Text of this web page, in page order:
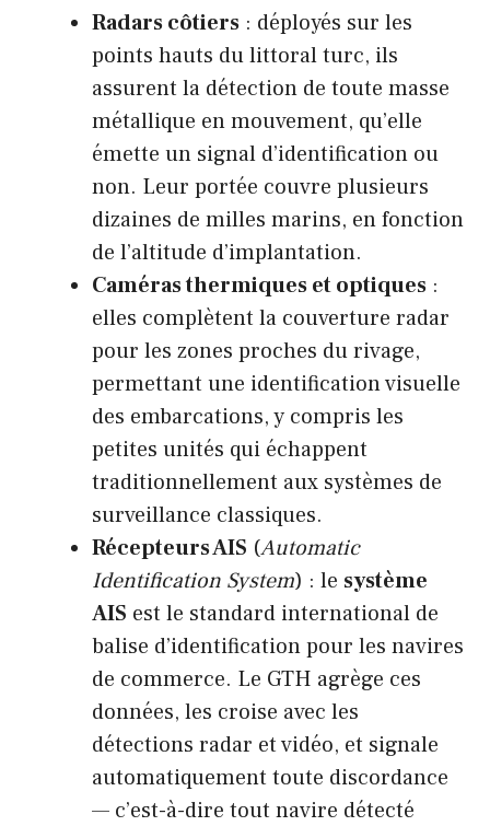
Radars côtiers : déployés sur les
points hauts du littoral turc, ils
assurent la détection de toute masse
métallique en mouvement, qu’elle
émette un signal d’identification ou
non. Leur portée couvre plusieurs
dizaines de milles marins, en fonction
de l’altitude d’implantation.
Caméras thermiques et optiques :
elles complètent la couverture radar
pour les zones proches du rivage,
permettant une identification visuelle
des embarcations, y compris les
petites unités qui échappent
traditionnellement aux systèmes de
surveillance classiques.
Récepteurs AIS (Automatic
Identification System) : le système
AIS est le standard international de
balise d’identification pour les navires
de commerce. Le GTH agrège ces
données, les croise avec les
détections radar et vidéo, et signale
automatiquement toute discordance
— c’est-à-dire tout navire détecté